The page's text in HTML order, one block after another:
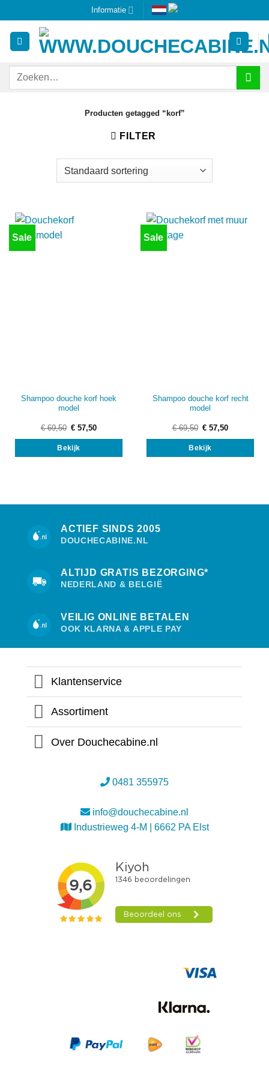
naar
inhoud
Informatie
Zoeken
Producten getagged “korf”
FILTER
Sale
Shampoo douche korf hoek
model
€69,50 Oorspronkelijke
was:
€ 69,50.
€ 57,50Huidige
is:
Bekijk
Sale
Shampoo douche korf recht
model
€69,50 Oorspronkelijke
was:
€ 69,50.
€ 57,50Huidige
is:
Bekijk
ACTIEF SINDS 2005
DOUCHECABINE.NL
ALTIJD GRATIS BEZORGING*
NEDERLAND & BELGIË
VEILIG ONLINE BETALEN
OOK KLARNA & APPLE PAY
Klantenservice
Assortiment
Over Douchecabine.nl
0481 355975
info@douchecabine.nl
Industrieweg 4-M | 6662 PA Elst